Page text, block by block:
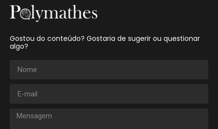
Gostou do conteúdo? Gostaria de sugerir ou questionar
algo?